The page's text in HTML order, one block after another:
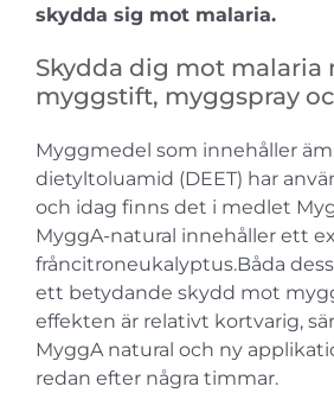
skydda sig mot malaria.
Skydda dig mot malaria
myggstift, myggspray
Myggmedel som innehåller
dietyltoluamid (DEET) har
och idag finns det i medlet
MyggA-natural innehåller ett
fråncitroneukalyptus.Båda
ett betydande skydd mot
effekten är relativt kortvarig,
MyggA natural och ny
redan efter några timmar.